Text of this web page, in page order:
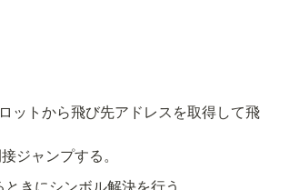
ットから飛び先アドレスを取得して飛
ジャンプする。